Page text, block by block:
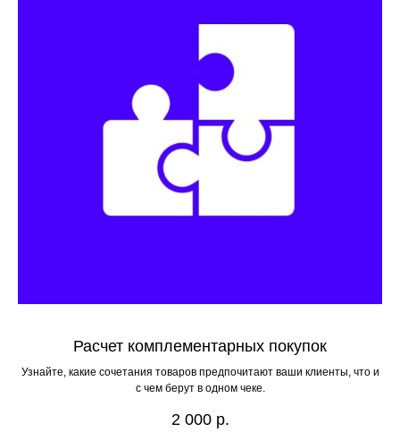
Расчет комплементарных покупок
Узнайте, какие сочетания товаров предпочитают ваши клиенты, что и
с чем берут в одном чеке.
2 000 р.